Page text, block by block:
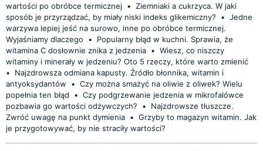
wartości po obróbce termicznej • Ziemniaki a cukrzyca. W jaki
sposób je przyrządzać, by miały niski indeks glikemiczny?
• Jedne
warzywa lepiej jeść na surowo, inne po obróbce termicznej.
Wyjaśniamy dlaczego
•
Popularny błąd w kuchni. Sprawia, że
witamina C dosłownie znika z jedzenia • Wiesz, co niszczy
witaminy i minerały w jedzeniu? Oto 5 rzeczy, które warto zmienić
•
Najzdrowsza odmiana kapusty. Źródło błonnika, witamin i
antyoksydantów
• Czy można smażyć na oliwie z oliwek? Wielu
popełnia ten błąd
• Czy podgrzewanie jedzenia w mikrofalówce
pozbawia go wartości odżywczych?
•
Najzdrowsze tłuszcze.
Zwróć uwagę na punkt dymienia • Grzyby to magazyn witamin. Jak
je przygotowywać, by nie straciły wartości?